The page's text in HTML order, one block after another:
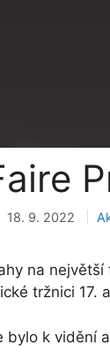
18. 9. 2022
na
tržnici 17.
bylo k vidění